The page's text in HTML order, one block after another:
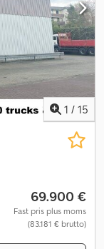
1 / 15
69.900 €
Fast pris plus moms
(83.181 € brutto)